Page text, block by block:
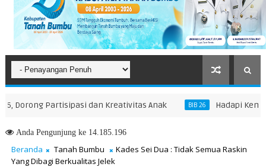
Partisipasi dan Kreativitas Anak BIB 26 ​Hadapi Kemarau
AndaPengunjung ke 14.185.196
Beranda Tanah Bumbu
Kades Sei Dua : Tidak Semua Raskin
Yang Dibagi Berkualitas Jelek